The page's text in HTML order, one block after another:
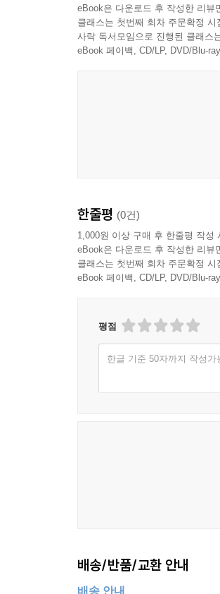
eBook은 다운로드 후 작성한 리뷰
클래스는 첫번째 회차 주문확정
사락 독서모임으로 진행된 클래스
eBook 페이백, CD/LP, DVD/Blu-
한줄평 (0건)
1,000원 이상 구매 후 한줄평 작성
eBook은 다운로드 후 작성한 리뷰
클래스는 첫번째 회차 주문확정
eBook 페이백, CD/LP, DVD/Blu-
평점
한글 기준 50자까지 작성가
배송/반품/교환 안내
배송 안내